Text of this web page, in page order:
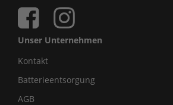
Unser Unternehmen
Kontakt
Batterieentsorgung
AGB